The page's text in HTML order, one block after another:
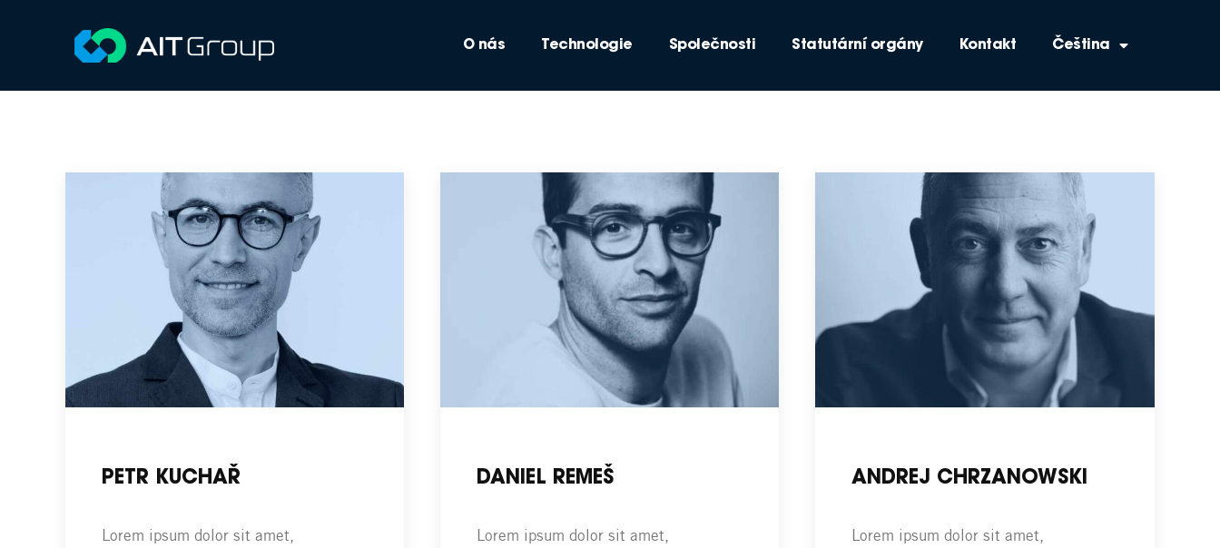
O nás Technologie Společnosti Statutární orgány Kontakt Čeština
PETR KUCHAŘ
Lorem ipsum dolor sit amet,
DANIEL REMEŠ
Lorem ipsum dolor sit amet,
ANDREJ CHRZANOWSKI
Lorem ipsum dolor sit amet,